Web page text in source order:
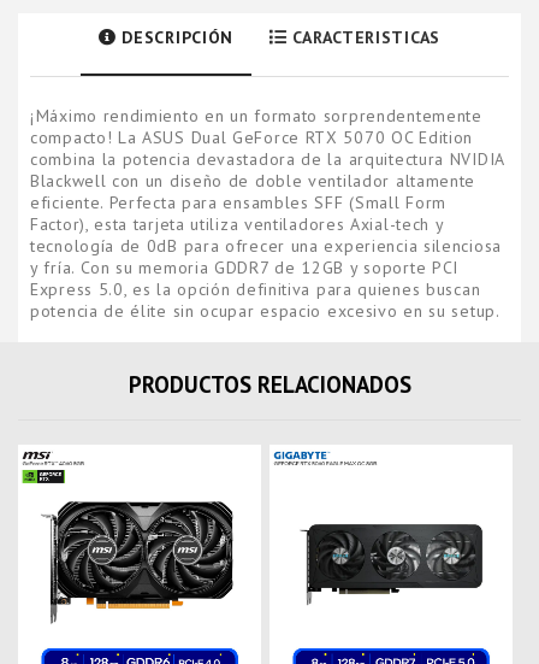
DESCRIPCIÓN CARACTERISTICAS
¡Máximo rendimiento en un formato sorprendentemente
compacto! La ASUS Dual GeForce RTX 5070 OC Edition
combina la potencia devastadora de la arquitectura NVIDIA
Blackwell con un diseño de doble ventilador altamente
eficiente. Perfecta para ensambles SFF (Small Form
Factor), esta tarjeta utiliza ventiladores Axial-tech y
tecnología de 0dB para ofrecer una experiencia silenciosa
y fría. Con su memoria GDDR7 de 12GB y soporte PCI
Express 5.0, es la opción definitiva para quienes buscan
potencia de élite sin ocupar espacio excesivo en su setup.
PRODUCTOS RELACIONADOS